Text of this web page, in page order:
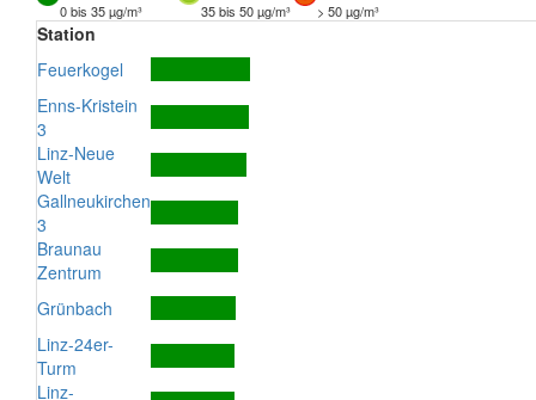
0 bis 35 µg/m³
35 bis 50 µg/m³ > 50 µg/m³
Station
Feuerkogel
Enns-Kristein
3
Linz-Neue
Welt
Gallneukirchen
3
Braunau
Zentrum
Grünbach
Linz-24er-
Turm
Linz-